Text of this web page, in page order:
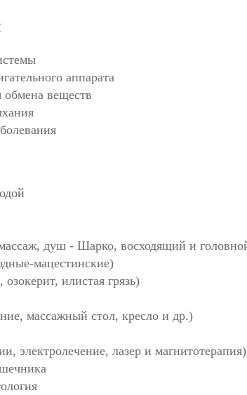
аппарата
обмена веществ
душ - Шарко, восходящий и
мацестинские)
илистая грязь)
массажный стол, кресло и др.)
электролечение, лазер и магнитотерапия)